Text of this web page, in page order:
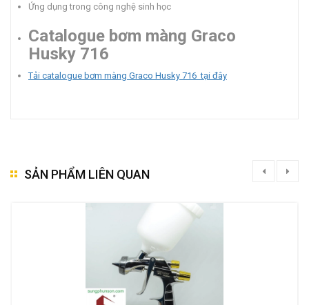
Ứng dụng trong công nghệ sinh học
Catalogue bơm màng Graco
Husky 716
Tải catalogue bơm màng Graco Husky 716 tại đây
SẢN PHẨM LIÊN QUAN